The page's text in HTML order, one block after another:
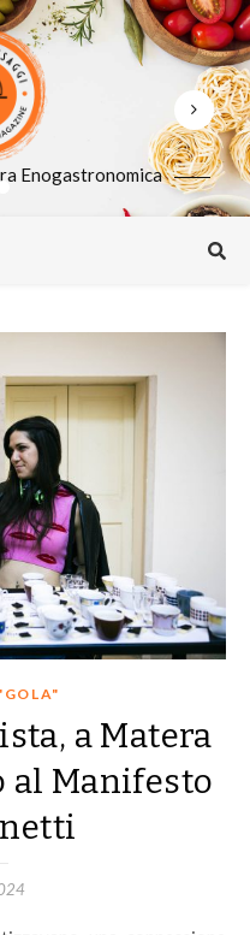
Enogastronomica
a Matera
al Manifesto